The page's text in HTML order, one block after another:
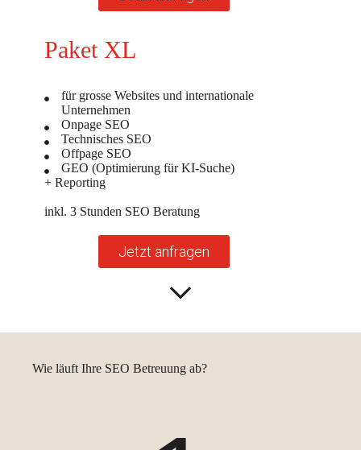
Paket XL
für grosse Websites und internationale
Unternehmen
Onpage SEO
Technisches SEO
Offpage SEO
GEO (Optimierung für KI-Suche)
+ Reporting
inkl. 3 Stunden SEO Beratung
Jetzt anfragen
Wie läuft Ihre SEO Betreuung ab?